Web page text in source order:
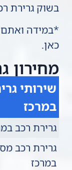
בשוק גרירת
*במידה ואתם
כאן.
מחירון
שירותי
במרכז
גרירת רכב
גרירת רכב
במרכז